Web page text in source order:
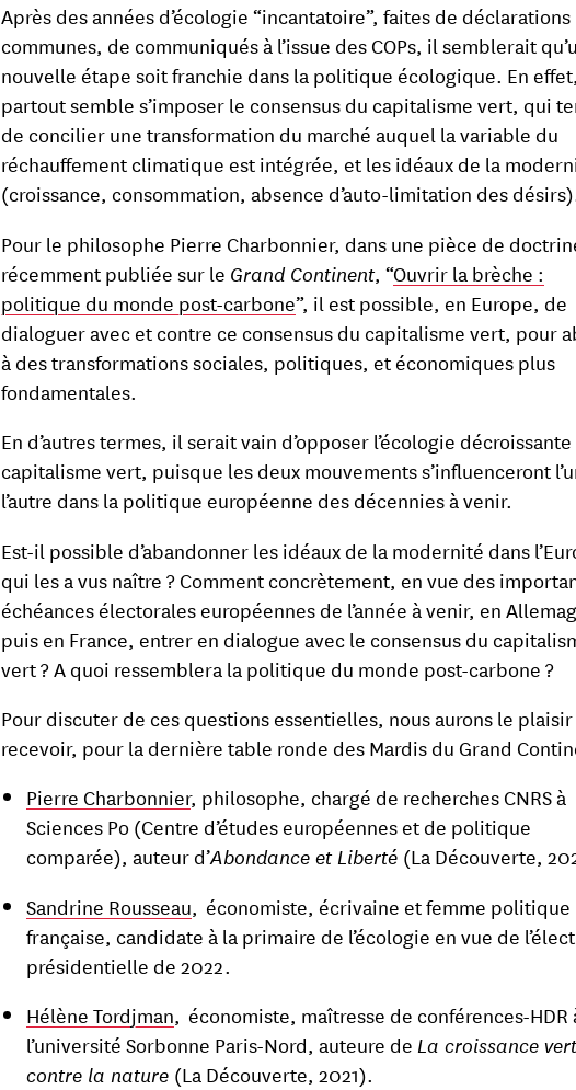
Après des années d’écologie “incantatoire”, faites de déclarations
communes, de communiqués à l’issue des COPs, il semblerait
nouvelle étape soit franchie dans la politique écologique. En effet,
partout semble s’imposer le consensus du capitalisme vert, qui
de concilier une transformation du marché auquel la variable du
réchauffement climatique est intégrée, et les idéaux de la
(croissance, consommation, absence d’auto-limitation des
Pour le philosophe Pierre Charbonnier, dans une pièce de
récemment publiée sur le Grand Continent, “Ouvrir la brèche :
politique du monde post-carbone”, il est possible, en Europe, de
dialoguer avec et contre ce consensus du capitalisme vert, pour
à des transformations sociales, politiques, et économiques plus
fondamentales.
En d’autres termes, il serait vain d’opposer l’écologie
capitalisme vert, puisque les deux mouvements s’influenceront
l’autre dans la politique européenne des décennies à venir.
Est-il possible d’abandonner les idéaux de la modernité dans
qui les a vus naître ? Comment concrètement, en vue des
échéances électorales européennes de l’année à venir, en
puis en France, entrer en dialogue avec le consensus du
vert ? A quoi ressemblera la politique du monde post-carbone ?
Pour discuter de ces questions essentielles, nous aurons le
recevoir, pour la dernière table ronde des Mardis du Grand
Pierre Charbonnier, philosophe, chargé de recherches CNRS à
Sciences Po (Centre d’études européennes et de politique
comparée), auteur d’Abondance et Liberté (La Découverte,
Sandrine Rousseau, économiste, écrivaine et femme politique
française, candidate à la primaire de l’écologie en vue de
présidentielle de 2022.
Hélène Tordjman, économiste, maîtresse de conférences-HDR
l’université Sorbonne Paris-Nord, auteure deLa croissance
contre la nature (La Découverte, 2021).